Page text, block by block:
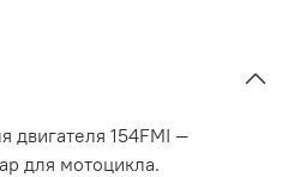
двигателя 154FMI —
для мотоцикла.